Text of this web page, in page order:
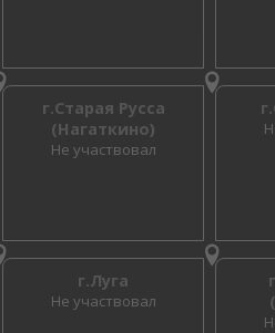
г.Старая Русса
(Нагаткино)
Не участвовал
г.Луга
Не участвовал